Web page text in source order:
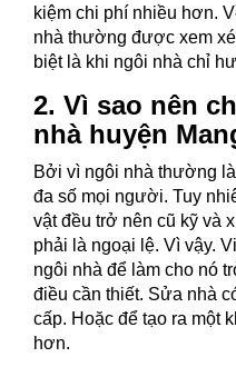
kiệm chi phí nhiều hơn.
nhà thường được xem
biệt là khi ngôi nhà chỉ
2. Vì sao nên
nhà huyện
Bởi vì ngôi nhà thường
đa số mọi người. Tuy
vật đều trở nên cũ kỹ và
phải là ngoại lệ. Vì vậy.
ngôi nhà để làm cho nó
điều cần thiết. Sửa nhà
cấp. Hoặc để tạo ra một
hơn.